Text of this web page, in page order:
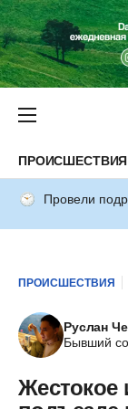
ПРОИСШЕСТВИЯ
Провели
ПРОИСШЕСТВИЯ
Руслан
Бывший
Жестокое